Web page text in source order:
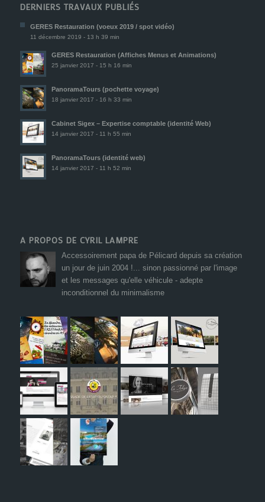
DERNIERS TRAVAUX PUBLIÉS
GERES Restauration (voeux 2019 / spot vidéo)
11 décembre 2019 - 13 h 39 min
GERES Restauration (Affiches Menus et Animations)
25 janvier 2017 - 15 h 16 min
PanoramaTours (pochette voyage)
18 janvier 2017 - 16 h 33 min
Cabinet Sigex – Expertise comptable (identité Web)
14 janvier 2017 - 11 h 55 min
PanoramaTours (identité web)
14 janvier 2017 - 11 h 52 min
A PROPOS DE CYRIL LAMPRE
Accessoirement papa de Pélicard depuis sa création
un jour de juin 2004 !... sinon passionné par l'image
et les messages qu'elle véhicule - adepte
inconditionnel du minimalisme